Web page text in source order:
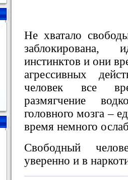
Не хватало
заблокирована,
инстинктов и они
агрессивных
человек все
размягчение
головного мозга –
время немного
Свободный
уверенно и в